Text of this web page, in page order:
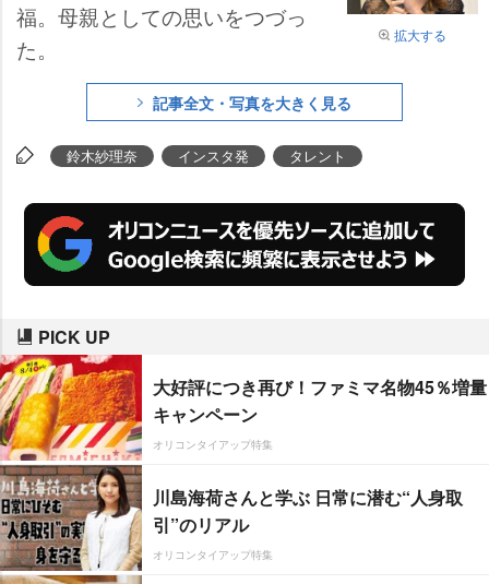
拡大する
福。母親としての思いをつづっ
た。
記事全文・写真を大きく見る
鈴木紗理奈 インスタ発 タレント
PICK UP
大好評につき再び！ファミマ名物45％増量
キャンペーン
オリコンタイアップ特集
川島海荷さんと学ぶ 日常に潜む“人身取
引”のリアル
オリコンタイアップ特集